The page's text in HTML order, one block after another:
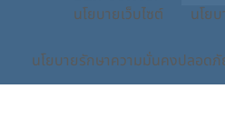
นโยบายเว็บไซต์ นโย
นโยบายรักษาความมั่นคงปลอดภั